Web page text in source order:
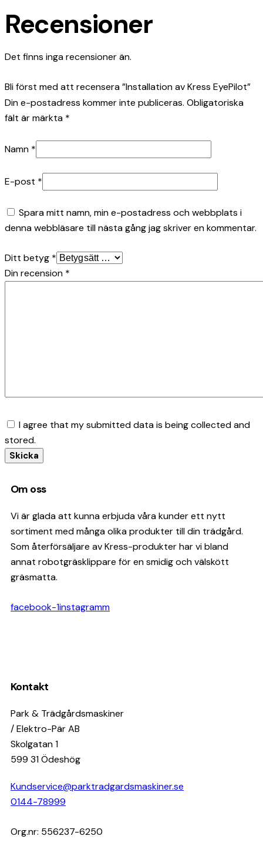
Recensioner
Det finns inga recensioner än.
Bli först med att recensera ”Installation av Kress EyePilot”
Din e-postadress kommer inte publiceras. Obligatoriska
fält är märkta *
Namn *
E-post *
Spara mitt namn, min e-postadress och webbplats i
denna webbläsare till nästa gång jag skriver en kommentar.
Ditt betyg *
Din recension *
I agree that my submitted data is being collected and
stored.
Om oss
Vi är glada att kunna erbjuda våra kunder ett nytt
sortiment med många olika produkter till din trädgård.
Som återförsäljare av Kress-produkter har vi bland
annat robotgräsklippare för en smidig och välskött
gräsmatta.
facebook-1instagramm
Kontakt
Park & Trädgårdsmaskiner
/ Elektro-Pär AB
Skolgatan 1
599 31 Ödeshög
Kundservice@parktradgardsmaskiner.se
0144-78999
Org.nr: 556237-6250